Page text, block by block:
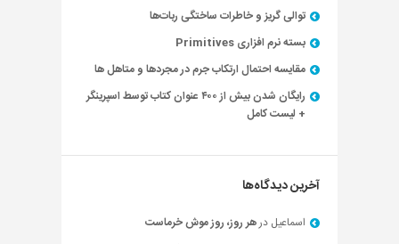
توالی گریز و خاطرات ساختگی ربات‌ها
بسته نرم افزاری Primitives
مقایسه احتمال ارتکاب جرم در مجردها و متاهل ها
رایگان شدن بیش از ۴۰۰ عنوان کتاب توسط اسپرینگر
+ لیست کامل
آخرین دیدگاه‌ها
اسماعیل درهر روز، روز موش خرماست